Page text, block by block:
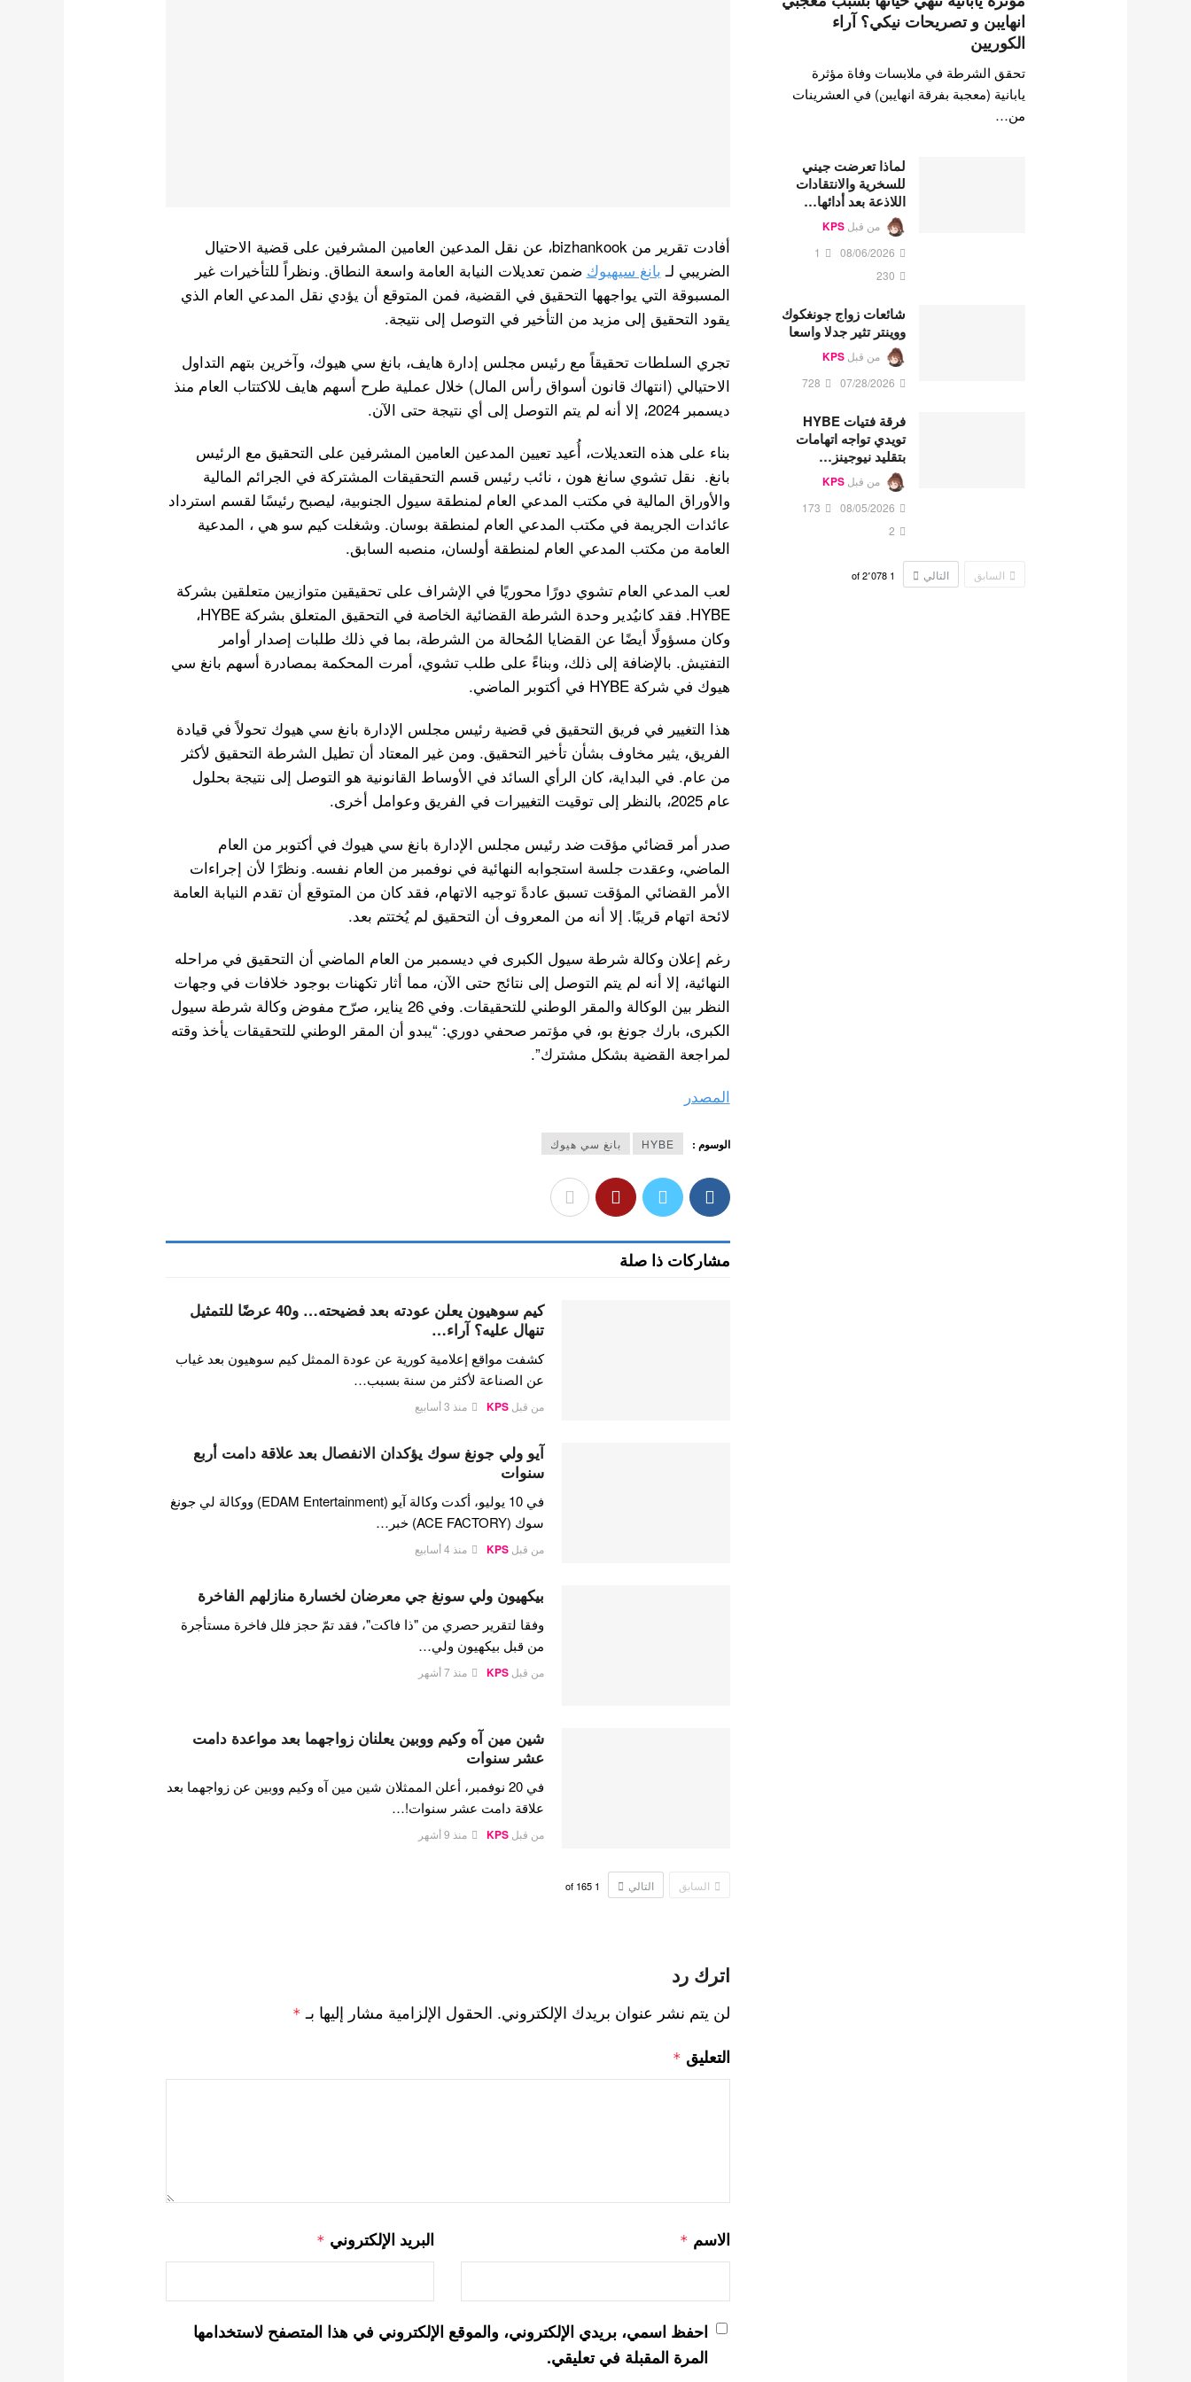
أفادت تقرير من bizhankook، عن نقل المدعين العامين المشرفين على قضية الاحتيال
الضريبي لـ بانغ سيهيوك ضمن تعديلات النيابة العامة واسعة النطاق. ونظراً للتأخيرات غير
المسبوقة التي يواجهها التحقيق في القضية، فمن المتوقع أن يؤدي نقل المدعي العام الذي
يقود التحقيق إلى مزيد من التأخير في التوصل إلى نتيجة.
تجري السلطات تحقيقاً مع رئيس مجلس إدارة هايف، بانغ سي هيوك، وآخرين بتهم التداول
الاحتيالي (انتهاك قانون أسواق رأس المال) خلال عملية طرح أسهم هايف للاكتتاب العام منذ
ديسمبر 2024، إلا أنه لم يتم التوصل إلى أي نتيجة حتى الآن.
بناء على هذه التعديلات، أُعيد تعيين المدعين العامين المشرفين على التحقيق مع الرئيس
بانغ. نقل تشوي سانغ هون ، نائب رئيس قسم التحقيقات المشتركة في الجرائم المالية
والأوراق المالية في مكتب المدعي العام لمنطقة سيول الجنوبية، ليصبح رئيسًا لقسم استرداد
عائدات الجريمة في مكتب المدعي العام لمنطقة بوسان. وشغلت كيم سو هي ، المدعية
العامة من مكتب المدعي العام لمنطقة أولسان، منصبه السابق.
لعب المدعي العام تشوي دورًا محوريًا في الإشراف على تحقيقين متوازيين متعلقين بشركة
HYBE. فقد كانيُدير وحدة الشرطة القضائية الخاصة في التحقيق المتعلق بشركة HYBE،
وكان مسؤولًا أيضًا عن القضايا المُحالة من الشرطة، بما في ذلك طلبات إصدار أوامر
التفتيش. بالإضافة إلى ذلك، وبناءً على طلب تشوي، أمرت المحكمة بمصادرة أسهم بانغ سي
هيوك في شركة HYBE في أكتوبر الماضي.
هذا التغيير في فريق التحقيق في قضية رئيس مجلس الإدارة بانغ سي هيوك تحولاً في قيادة
الفريق، يثير مخاوف بشأن تأخير التحقيق. ومن غير المعتاد أن تطيل الشرطة التحقيق لأكثر
من عام. في البداية، كان الرأي السائد في الأوساط القانونية هو التوصل إلى نتيجة بحلول
عام 2025، بالنظر إلى توقيت التغييرات في الفريق وعوامل أخرى.
صدر أمر قضائي مؤقت ضد رئيس مجلس الإدارة بانغ سي هيوك في أكتوبر من العام
الماضي، وعقدت جلسة استجوابه النهائية في نوفمبر من العام نفسه. ونظرًا لأن إجراءات
الأمر القضائي المؤقت تسبق عادةً توجيه الاتهام، فقد كان من المتوقع أن تقدم النيابة العامة
لائحة اتهام قريبًا. إلا أنه من المعروف أن التحقيق لم يُختتم بعد.
رغم إعلان وكالة شرطة سيول الكبرى في ديسمبر من العام الماضي أن التحقيق في مراحله
النهائية، إلا أنه لم يتم التوصل إلى نتائج حتى الآن، مما أثار تكهنات بوجود خلافات في وجهات
النظر بين الوكالة والمقر الوطني للتحقيقات. وفي 26 يناير، صرّح مفوض وكالة شرطة سيول
الكبرى، بارك جونغ بو، في مؤتمر صحفي دوري: “يبدو أن المقر الوطني للتحقيقات يأخذ وقته
لمراجعة القضية بشكل مشترك”.
المصدر
الوسوم : HYBE بانغ سي هيوك
مشاركات ذا صلة
كيم سوهيون يعلن عودته بعد فضيحته… و40 عرضًا للتمثيل
تنهال عليه؟ آراء…
كشفت مواقع إعلامية كورية عن عودة الممثل كيم سوهيون بعد غياب
عن الصناعة لأكثر من سنة بسبب…
من قبلKPS منذ 3 أسابيع
آيو ولي جونغ سوك يؤكدان الانفصال بعد علاقة دامت أربع
سنوات
في 10 يوليو، أكدت وكالة آيو (EDAM Entertainment) ووكالة لي جونغ
سوك (ACE FACTORY) خبر…
من قبلKPS منذ 4 أسابيع
بيكهيون ولي سونغ جي معرضان لخسارة منازلهم الفاخرة
وفقا لتقرير حصري من "ذا فاكت"، فقد تمّ حجز فلل فاخرة مستأجرة
من قبل بيكهيون ولي…
من قبلKPS منذ 7 أشهر
شين مين آه وكيم ووبين يعلنان زواجهما بعد مواعدة دامت
عشر سنوات
في 20 نوفمبر، أعلن الممثلان شين مين آه وكيم ووبين عن زواجهما بعد
علاقة دامت عشر سنوات!…
من قبلKPS منذ 9 أشهر
السابق التالي 1
of
165
اترك رد
لن يتم نشر عنوان بريدك الإلكتروني. الحقول الإلزامية مشار إليها بـ *
التعليق *
الاسم * البريد الإلكتروني *
احفظ اسمي، بريدي الإلكتروني، والموقع الإلكتروني في هذا المتصفح لاستخدامها
المرة المقبلة في تعليقي.
انهايبن و تصريحات نيكي؟ آراء
الكوريين
تحقق الشرطة في ملابسات وفاة مؤثرة
يابانية (معجبة بفرقة انهايبن) في العشرينات
من…
لماذا تعرضت جيني
للسخرية والانتقادات
اللاذعة بعد أدائها…
من قبل KPS
08/06/2026
1
230
شائعات زواج جونغكوك
ووينتر تثير جدلا واسعا
من قبل KPS
07/28/2026
728
فرقة فتيات HYBE
تويدي تواجه اتهامات
بتقليد نيوجينز…
من قبل KPS
08/05/2026
173
2
السابق التالي 1 2٬078